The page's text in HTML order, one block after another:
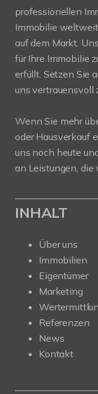
professionellen
Immobilie
auf dem Markt.
für Ihre Immobilie
erfüllt. Setzen Sie
uns vertrauensvoll
Wenn Sie mehr
oder Hausverkauf
uns noch heute
an Leistungen,
INHALT
Über uns
Immobilien
Eigentümer
Marketing
Referenzen
News
Kontakt